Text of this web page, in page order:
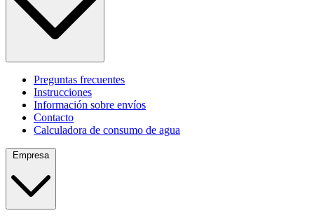
Preguntas frecuentes
Instrucciones
Información sobre envíos
Contacto
Calculadora de consumo de agua
Empresa